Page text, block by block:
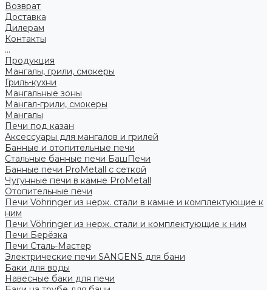
Возврат
Доставка
Дилерам
Контакты
...
Продукция
Мангалы, грили, смокеры
Гриль-кухни
Мангальные зоны
Мангал-грили, смокеры
Мангалы
Печи под казан
Аксессуары для мангалов и грилей
Банные и отопительные печи
Стальные банные печи БашПечи
Банные печи ProMetall с сеткой
Чугунные печи в камне ProMetall
Отопительные печи
Печи Vöhringer из нерж. стали в камне и комплектующие к
ним
Печи Vöhringer из нерж. стали и комплектующие к ним
Печи Берёзка
Печи Сталь-Мастер
Электрические печи SANGENS для бани
Баки для воды
Навесные баки для печи